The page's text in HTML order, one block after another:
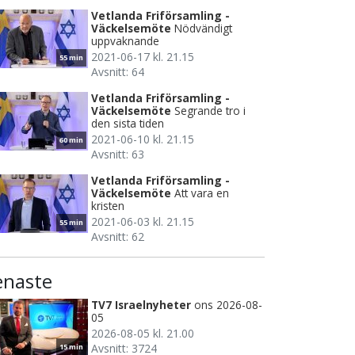
55 min
Vetlanda Friförsamling -
Väckelsemöte Nödvändigt
uppvaknande
2021-06-17 kl. 21.15
Avsnitt: 64
60 min
Vetlanda Friförsamling -
Väckelsemöte Segrande tro i
den sista tiden
2021-06-10 kl. 21.15
Avsnitt: 63
55 min
Vetlanda Friförsamling -
Väckelsemöte Att vara en
kristen
2021-06-03 kl. 21.15
Avsnitt: 62
15 min
TV7 Israelnyheter ons 2026-08-
05
2026-08-05 kl. 21.00
Avsnitt: 3724